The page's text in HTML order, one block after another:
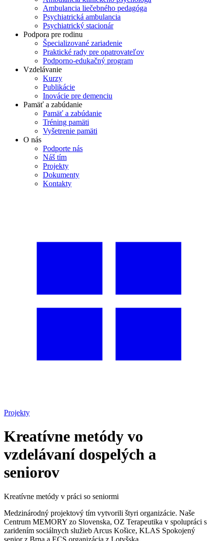
Ambulancia liečebného pedagóga
Psychiatrická ambulancia
Psychiatrický stacionár
Podpora pre rodinu
Špecializované zariadenie
Praktické rady pre opatrovateľov
Podporno-edukačný program
Vzdelávanie
Kurzy
Publikácie
Inovácie pre demenciu
Pamäť a zabúdanie
Pamäť a zabúdanie
Tréning pamäti
Vyšetrenie pamäti
O nás
Podporte nás
Náš tím
Projekty
Dokumenty
Kontakty
Projekty
Kreatívne metódy vo
vzdelávaní dospelých a
seniorov
Kreatívne metódy v práci so seniormi
Medzinárodný projektový tím vytvorili štyri organizácie. Naše
Centrum MEMORY zo Slovenska, OZ Terapeutika v spolupráci s
zaridením sociálnych služieb Arcus Košice, KLAS Spokojený
senior z Brna a ECS organizácia z Lotyšska.